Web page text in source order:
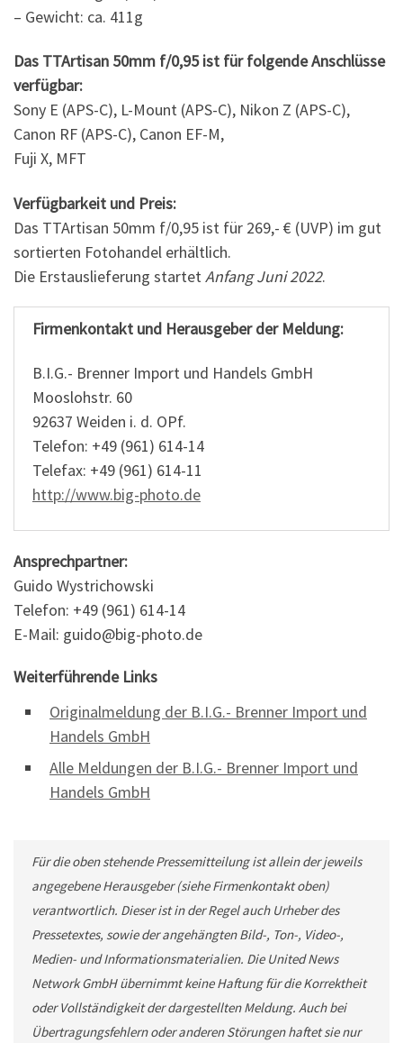
– Gewicht: ca. 411g
Das TTArtisan 50mm f/0,95 ist für folgende Anschlüsse
verfügbar:
Sony E (APS-C), L-Mount (APS-C), Nikon Z (APS-C),
Canon RF (APS-C), Canon EF-M,
Fuji X, MFT
Verfügbarkeit und Preis:
Das TTArtisan 50mm f/0,95 ist für 269,- € (UVP) im gut
sortierten Fotohandel erhältlich.
Die Erstauslieferung startetAnfang Juni 2022.
Firmenkontakt und Herausgeber der Meldung:
B.I.G.- Brenner Import und Handels GmbH
Mooslohstr. 60
92637 Weiden i. d. OPf.
Telefon: +49 (961) 614-14
Telefax: +49 (961) 614-11
http://www.big-photo.de
Ansprechpartner:
Guido Wystrichowski
Telefon: +49 (961) 614-14
E-Mail: guido@big-photo.de
Weiterführende Links
Originalmeldung der B.I.G.- Brenner Import und
Handels GmbH
Alle Meldungen der B.I.G.- Brenner Import und
Handels GmbH
Für die oben stehende Pressemitteilung ist allein der jeweils
angegebene Herausgeber (siehe Firmenkontakt oben)
verantwortlich. Dieser ist in der Regel auch Urheber des
Pressetextes, sowie der angehängten Bild-, Ton-, Video-,
Medien- und Informationsmaterialien. Die United News
Network GmbH übernimmt keine Haftung für die Korrektheit
oder Vollständigkeit der dargestellten Meldung. Auch bei
Übertragungsfehlern oder anderen Störungen haftet sie nur